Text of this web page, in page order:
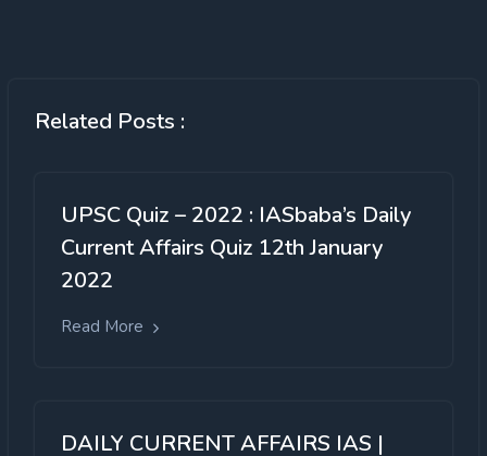
Related Posts :
UPSC Quiz – 2022 : IASbaba’s Daily
Current Affairs Quiz 12th January
2022
Read More
DAILY CURRENT AFFAIRS IAS |